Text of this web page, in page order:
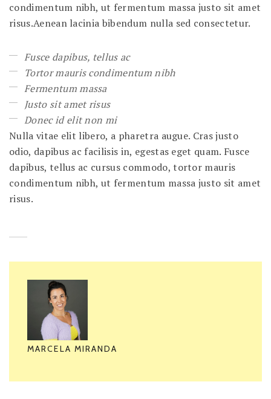
condimentum nibh, ut fermentum massa justo sit amet
risus.Aenean lacinia bibendum nulla sed consectetur.
Fusce dapibus, tellus ac
Tortor mauris condimentum nibh
Fermentum massa
Justo sit amet risus
Donec id elit non mi
Nulla vitae elit libero, a pharetra augue. Cras justo
odio, dapibus ac facilisis in, egestas eget quam. Fusce
dapibus, tellus ac cursus commodo, tortor mauris
condimentum nibh, ut fermentum massa justo sit amet
risus.
MARCELA MIRANDA